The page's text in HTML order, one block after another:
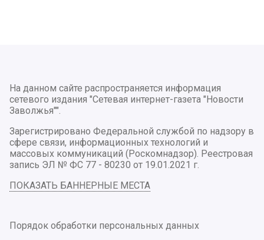
На данном сайте распространяется информация
сетевого издания "Сетевая интернет-газета "Новости
Заволжья"".
Зарегистрировано Федеральной службой по надзору в
сфере связи, информационных технологий и
массовых коммуникаций (Роскомнадзор). Реестровая
запись ЭЛ № ФС 77 - 80230 от 19.01.2021 г.
ПОКАЗАТЬ БАННЕРНЫЕ МЕСТА
Порядок обработки персональных данных